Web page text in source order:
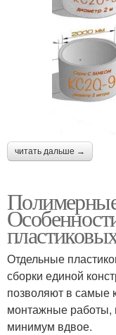
читать дальше →
Отдельные
сборки единой
позволяют в самые
монтажные работы,
минимум вдвое.